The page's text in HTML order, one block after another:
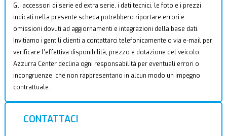
Gli accessori di serie ed extra serie, i dati tecnici, le foto e i prezzi
indicati nella presente scheda potrebbero riportare errori e
omissioni dovuti ad aggiornamenti e integrazioni della base dati.
Invitiamo i gentili clienti a contattarci telefonicamente o via e-mail per
verificare l’effettiva disponibilità, prezzo e dotazione del veicolo.
Azzurra Center declina ogni responsabilità per eventuali errori o
incongruenze, che non rappresentano in alcun modo un impegno
contrattuale.
CONTATTACI